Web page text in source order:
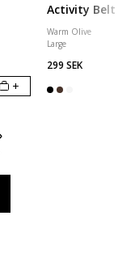
+
Activity Belt
Warm Olive
Large
299 SEK